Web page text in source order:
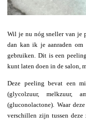
Wil je nu nóg sneller van je
dan kan ik je aanraden
gebruiken. Dit is een
kunt laten doen in de salon,
Deze peeling bevat een
(glycolzuur, melkzuur,
(gluconolactone). Waar
verschillen zijn tussen